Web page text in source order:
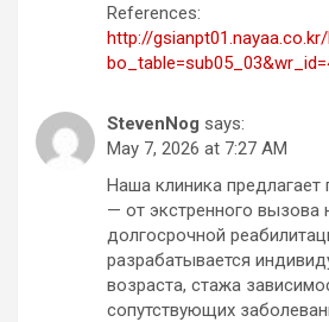
References:
http://
StevenNog says:
May 7, 2026 at 7:27 AM
Наша клиника предлагает
— от экстренного вызова
долгосрочной
разрабатывается
возраста, стажа
сопутствующих